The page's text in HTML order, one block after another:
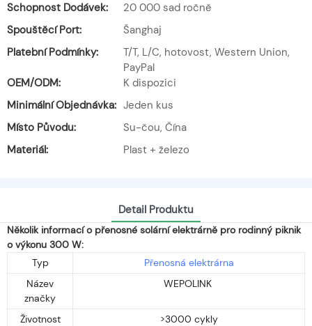
Schopnost Dodávek:
20 000 sad ročně
Spouštěcí Port:
Šanghaj
Platební Podmínky:
T/T, L/C, hotovost, Western Union,
PayPal
OEM/ODM:
K dispozici
Minimální Objednávka: Jeden kus
Místo Původu:
Su-čou, Čína
Materiál:
Plast + železo
Detail Produktu
Několik informací o přenosné solární elektrárně pro rodinný piknik
o výkonu 300 W:
Typ
Přenosná elektrárna
Název
značky
WEPOLINK
Životnost
>3000 cykly